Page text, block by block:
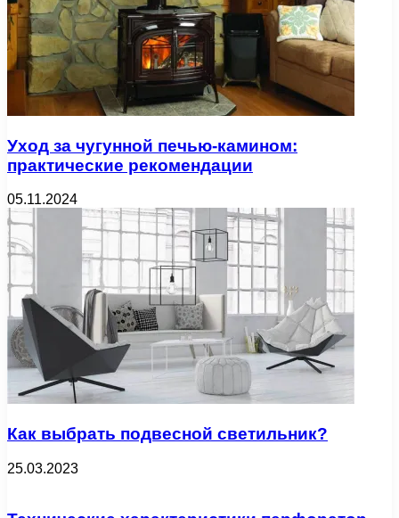
Уход за чугунной печью-камином:
практические рекомендации
05.11.2024
Как выбрать подвесной светильник?
25.03.2023